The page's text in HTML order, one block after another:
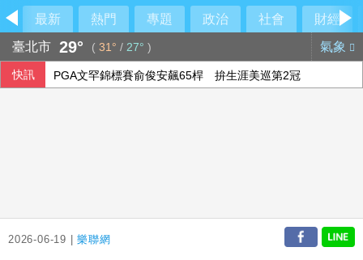
最新 熱門 專題 政治 社會
財經
臺北市 29° ( 31° / 27° ) 氣象
快訊 PGA文罕錦標賽俞俊安飆65桿 拚生涯美巡第2冠
2026-06-19 |樂聯網